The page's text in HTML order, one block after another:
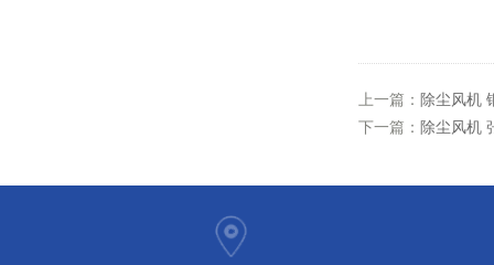
上一篇： 除尘风机
下一篇： 除尘风机